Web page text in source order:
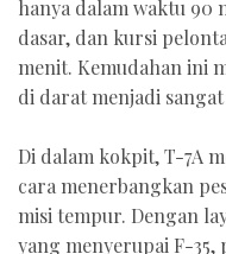
hanya dalam waktu 90
dasar, dan kursi
menit. Kemudahan ini
di darat menjadi
Di dalam kokpit, T-7A
cara menerbangkan
misi tempur. Dengan
yang menyerupai F-35,